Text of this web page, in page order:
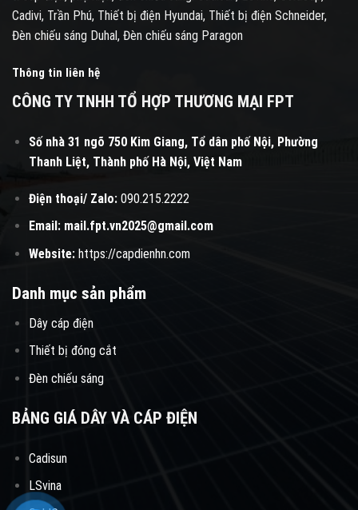
Cadivi, Trần Phú, Thiết bị điện Hyundai, Thiết bị điện Schneider,
Đèn chiếu sáng Duhal, Đèn chiếu sáng Paragon
Thông tin liên hệ
CÔNG TY TNHH TỔ HỢP THƯƠNG MẠI FPT
Số nhà 31 ngõ 750 Kim Giang, Tổ dân phố Nội, Phường
Thanh Liệt, Thành phố Hà Nội, Việt Nam
Điện thoại/ Zalo:090.215.2222
Email: mail.fpt.vn2025@gmail.com
Website: https://capdienhn.com
Danh mục sản phẩm
Dây cáp điện
Thiết bị đóng cắt
Đèn chiếu sáng
BẢNG GIÁ DÂY VÀ CÁP ĐIỆN
Cadisun
LSvina